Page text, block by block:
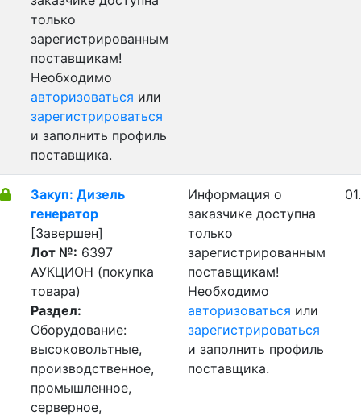
только
зарегистрированным
поставщикам!
Необходимо
авторизоваться или
зарегистрироваться
и заполнить профиль
поставщика.
Закуп: Дизель
генератор
[Завершен]
Лот №: 6397
АУКЦИОН (покупка
товара)
Раздел:
Оборудование:
высоковольтные,
производственное,
промышленное,
серверное,
Информация о
заказчике доступна
только
зарегистрированным
поставщикам!
Необходимо
авторизоваться или
зарегистрироваться
и заполнить профиль
поставщика.